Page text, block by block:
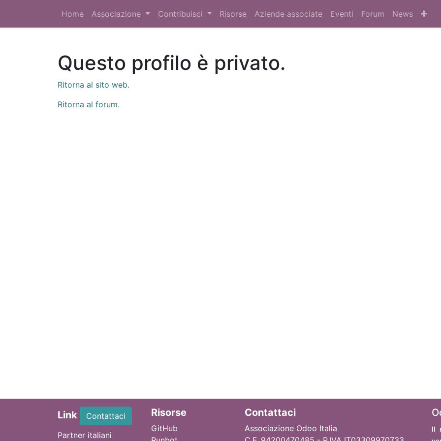
Home Associazione Contribuisci Risorse Aziende associate Eventi Forum News
Questo profilo è privato.
Ritorna al sito web.
Ritorna al forum.
Link
Contattaci
Partner italiani
Risorse
GitHub
Contattaci
Associazione Odoo Italia
Il